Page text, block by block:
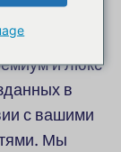
и люкс
в
с вашими
Мы